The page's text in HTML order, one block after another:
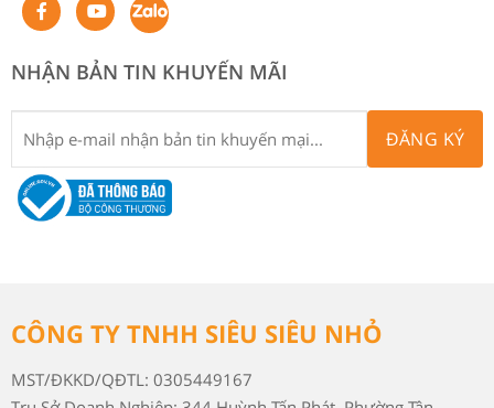
NHẬN BẢN TIN KHUYẾN MÃI
ĐĂNG KÝ
CÔNG TY TNHH SIÊU SIÊU NHỎ
MST/ĐKKD/QĐTL: 0305449167